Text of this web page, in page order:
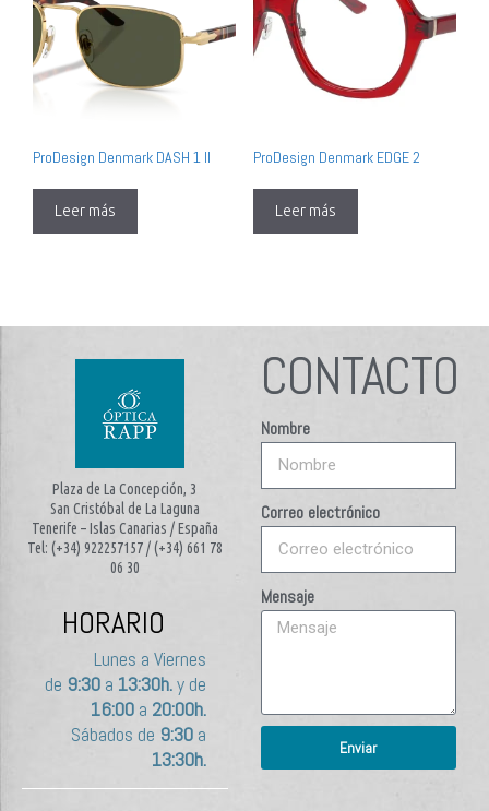
ProDesign Denmark DASH 1 II
Leer más
ProDesign Denmark EDGE 2
Leer más
Plaza de La Concepción, 3
San Cristóbal de La Laguna
Tenerife – Islas Canarias / España
Tel: (+34) 922257157 / (+34) 661 78
06 30
HORARIO
Lunes a Viernes
de 9:30a 13:30h.y de
16:00a 20:00h.
Sábados de 9:30a
13:30h.
CONTACTO
Nombre
Correo electrónico
Mensaje
Enviar